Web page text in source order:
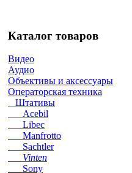
Каталог товаров
Видео
Аудио
Объективы и аксессуары
Операторская техника
Штативы
Acebil
Libec
Manfrotto
Sachtler
Vinten
Sony